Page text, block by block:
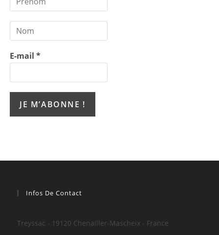
E-mail *
Infos De Contact
Treyssac - 19120 Chenailler-Mascheix - France